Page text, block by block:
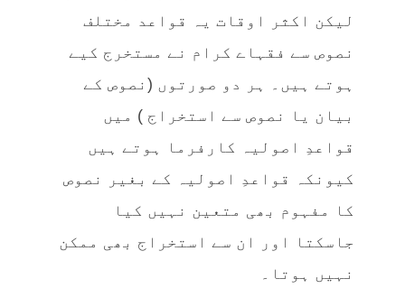
لیکن اکثر اوقات یہ قواعد مختلف
نصوص سے فقہاے کرام نے مستخرج کیے
ہوتے ہیں۔ ہر دو صورتوں (نصوص کے
بیان یا نصوص سے استخراج ) میں
قواعدِ اصولیہ کارفرما ہوتے ہیں
کیونکہ قواعدِ اصولیہ کے بغیر نصوص
کا مفہوم بھی متعین نہیں کیا
جاسکتا اور ان سے استخراج بھی ممکن
نہیں ہوتا۔